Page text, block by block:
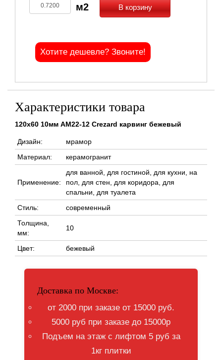
В корзину
Хотите дешевле? Звоните!
Характеристики товара
120x60 10мм AM22-12 Crezard карвинг бежевый
Дизайн:
мрамор
Материал:
керамогранит
Применение:
для ванной, для гостиной, для кухни, на
пол, для стен, для коридора, для
спальни, для туалета
Стиль:
современный
Толщина,
мм:
10
Цвет: бежевый
Доставка по Москве:
от 2000 при заказе от 15000 руб.
5000 руб при заказе до 15000р
Подъем на этаж с лифтом 5 руб за
1кг плитки